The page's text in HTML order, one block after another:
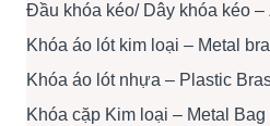
Đầu khóa kéo/ Dây khóa kéo
Khóa áo lót kim loại – Metal
Khóa áo lót nhựa – Plastic
Khóa cặp Kim loại – Metal